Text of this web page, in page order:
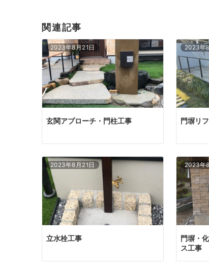
関連記事
2023年8月21日
玄関アプローチ・門柱工事
2023年
門塀リ
2023年8月21日
立水栓工事
2023年
門塀・
ス工事